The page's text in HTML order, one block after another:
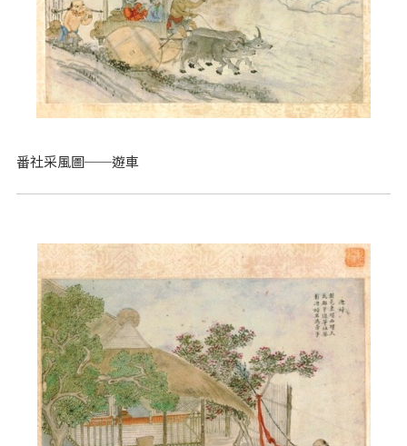
番社采風圖──遊車